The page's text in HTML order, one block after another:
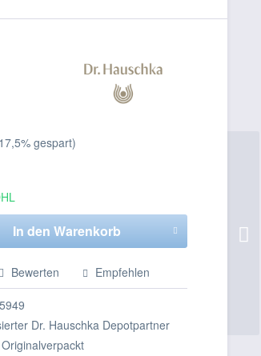
gespart)
In den Warenkorb
Bewerten Empfehlen
Dr. Hauschka Depotpartner